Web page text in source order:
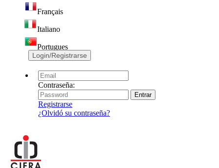
Français
Italiano
Portugues
Login/Registrarse
Contraseña:
Registrarse
¿Olvidó su contraseña?